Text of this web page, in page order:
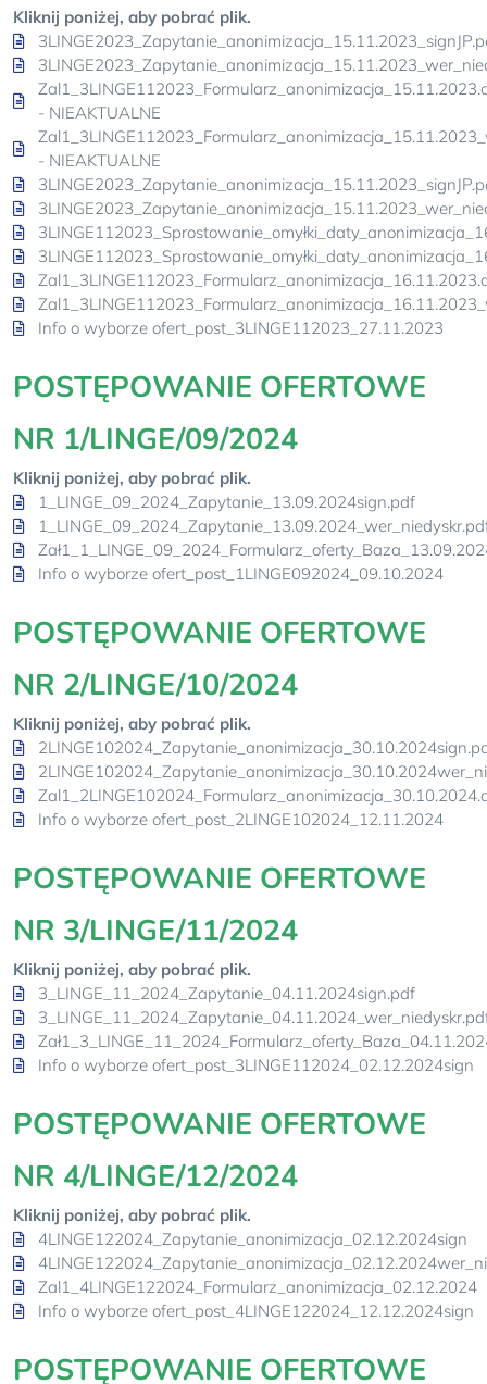
Kliknij poniżej, aby pobrać plik.
- NIEAKTUALNE
- NIEAKTUALNE
Info o wyborze ofert_post_3LINGE112023_27.11.2023
POSTĘPOWANIE OFERTOWE
NR 1/LINGE/09/2024
Kliknij poniżej, aby pobrać plik.
1_LINGE_09_2024_Zapytanie_13.09.2024sign.pdf
Info o wyborze ofert_post_1LINGE092024_09.10.2024
POSTĘPOWANIE OFERTOWE
NR 2/LINGE/10/2024
Kliknij poniżej, aby pobrać plik.
Info o wyborze ofert_post_2LINGE102024_12.11.2024
POSTĘPOWANIE OFERTOWE
NR 3/LINGE/11/2024
Kliknij poniżej, aby pobrać plik.
3_LINGE_11_2024_Zapytanie_04.11.2024sign.pdf
Info o wyborze ofert_post_3LINGE112024_02.12.2024sign
POSTĘPOWANIE OFERTOWE
NR 4/LINGE/12/2024
Kliknij poniżej, aby pobrać plik.
4LINGE122024_Zapytanie_anonimizacja_02.12.2024sign
Zal1_4LINGE122024_Formularz_anonimizacja_02.12.2024
Info o wyborze ofert_post_4LINGE122024_12.12.2024sign
POSTĘPOWANIE OFERTOWE